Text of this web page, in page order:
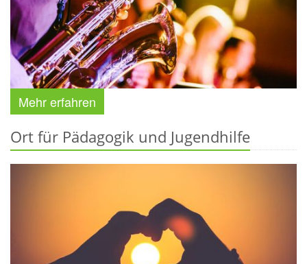
Mehr erfahren
Ort für Pädagogik und Jugendhilfe